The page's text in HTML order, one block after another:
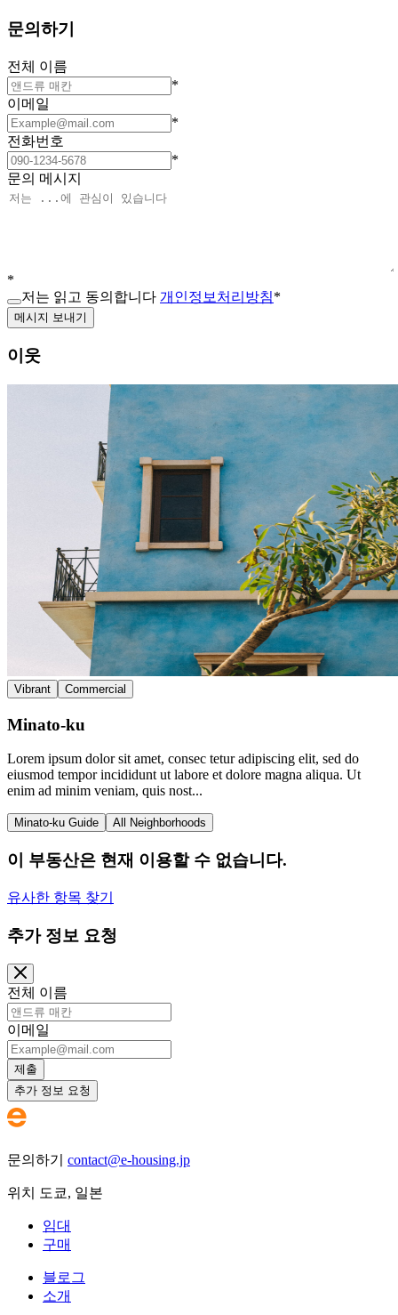
문의하기
전체 이름
*
이메일
*
전화번호
*
문의 메시지
*
저는 읽고 동의합니다 개인정보처리방침*
메시지 보내기
이웃
Vibrant Commercial
Minato-ku
Lorem ipsum dolor sit amet, consec tetur adipiscing elit, sed do
eiusmod tempor incididunt ut labore et dolore magna aliqua. Ut
enim ad minim veniam, quis nost...
Minato-ku Guide All Neighborhoods
이 부동산은 현재 이용할 수 없습니다.
유사한 항목 찾기
추가 정보 요청
전체 이름
이메일
제출
추가 정보 요청
문의하기 contact@e-housing.jp
위치 도쿄, 일본
임대
구매
블로그
소개